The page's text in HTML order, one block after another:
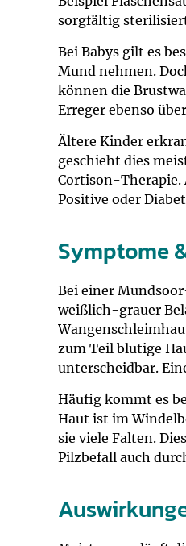
sorgfältig
Bei Babys gilt es
Mund nehmen.
können die
Erreger ebenso
Ältere Kinder
geschieht dies
Cortison-Therapie.
Positive oder
Symptome
Bei einer
weißlich-grauer
zum Teil blutige
unterscheidbar.
Häufig kommt es
Haut ist im
sie viele Falten.
Pilzbefall auch